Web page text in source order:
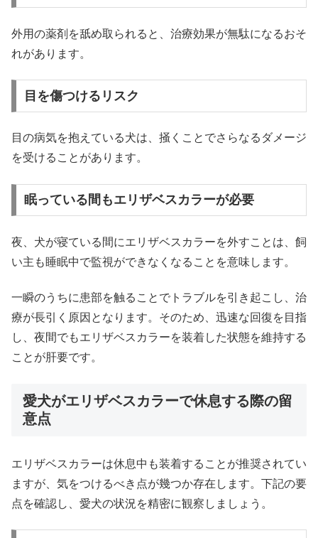
外用の薬剤を舐め取られると、治療効果が無駄になるおそ
れがあります。
目を傷つけるリスク
目の病気を抱えている犬は、掻くことでさらなるダメージ
を受けることがあります。
眠っている間もエリザベスカラーが必要
夜、犬が寝ている間にエリザベスカラーを外すことは、飼
い主も睡眠中で監視ができなくなることを意味します。
一瞬のうちに患部を触ることでトラブルを引き起こし、治
療が長引く原因となります。そのため、迅速な回復を目指
し、夜間でもエリザベスカラーを装着した状態を維持する
ことが肝要です。
愛犬がエリザベスカラーで休息する際の留
意点
エリザベスカラーは休息中も装着することが推奨されてい
ますが、気をつけるべき点が幾つか存在します。下記の要
点を確認し、愛犬の状況を精密に観察しましょう。